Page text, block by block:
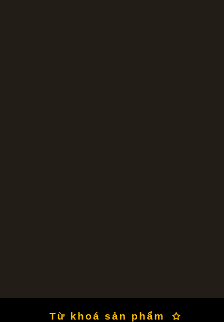
Từ khoá sản phẩm